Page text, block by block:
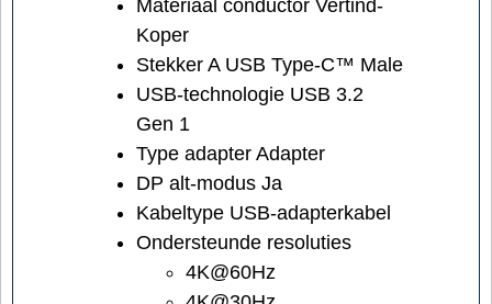
Materiaal conductor Vertind-
Koper
Stekker A USB Type-C™ Male
USB-technologie USB 3.2
Gen 1
Type adapter Adapter
DP alt-modus Ja
Kabeltype USB-adapterkabel
Ondersteunde resoluties
4K@60Hz